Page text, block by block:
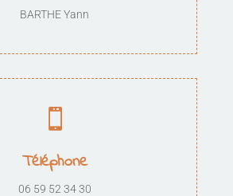
BARTHE Yann

Téléphone
06 59 52 34 30